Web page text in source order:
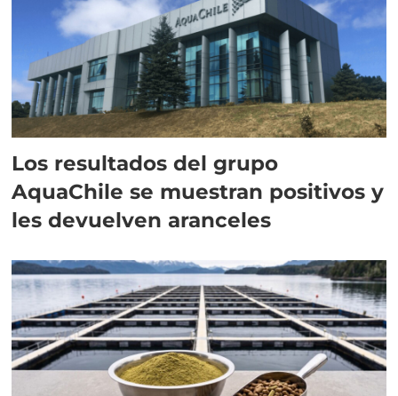
Los resultados del grupo
AquaChile se muestran positivos y
les devuelven aranceles